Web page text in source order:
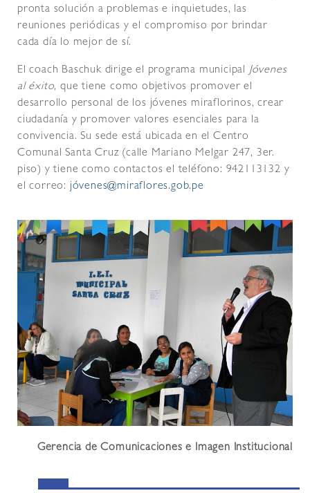
pronta solución a problemas e inquietudes, las
reuniones periódicas y el compromiso por brindar
cada día lo mejor de sí.
El coach Baschuk dirige el programa municipal Jóvenes
al éxito, que tiene como objetivos promover el
desarrollo personal de los jóvenes miraflorinos, crear
ciudadanía y promover valores esenciales para la
convivencia. Su sede está ubicada en el Centro
Comunal Santa Cruz (calle Mariano Melgar 247, 3er.
piso) y tiene como contactos el teléfono: 942113132 y
el correo: jóvenes@miraflores.gob.pe
Gerencia de Comunicaciones e Imagen Institucional